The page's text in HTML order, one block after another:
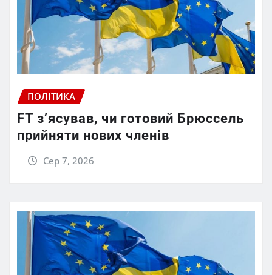
ПОЛІТИКА
FT зʼясував, чи готовий Брюссель
прийняти нових членів
Сер 7, 2026